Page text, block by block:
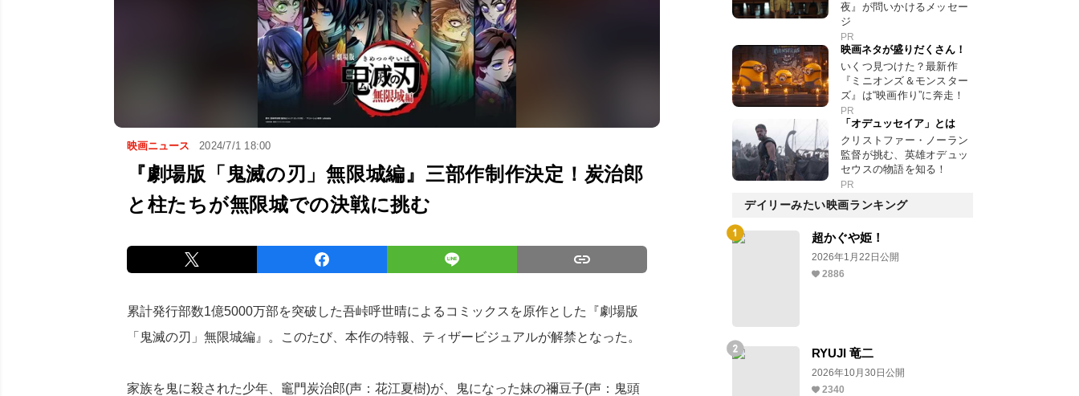
映画ニュース 2024/7/1 18:00
『劇場版「鬼滅の刃」無限城編』三部作制作決定！炭治郎
と柱たちが無限城での決戦に挑む
累計発行部数1億5000万部を突破した吾峠呼世晴によるコミックスを原作とした『劇場版
「鬼滅の刃」無限城編』。このたび、本作の特報、ティザービジュアルが解禁となった。
家族を鬼に殺された少年、竈門炭治郎(声：花江夏樹)が、鬼になった妹の禰豆子(声：鬼頭
夜』が問いかけるメッセー
ジ
PR
映画ネタが盛りだくさん！
いくつ見つけた？最新作
『ミニオンズ＆モンスター
ズ』は“映画作り”に奔走！
PR
「オデュッセイア」とは
クリストファー・ノーラン
監督が挑む、英雄オデュッ
セウスの物語を知る！
PR
デイリーみたい映画ランキング
超かぐや姫！
2026年1月22日公開
2886
RYUJI 竜二
2026年10月30日公開
2340